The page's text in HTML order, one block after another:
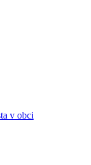
v obci